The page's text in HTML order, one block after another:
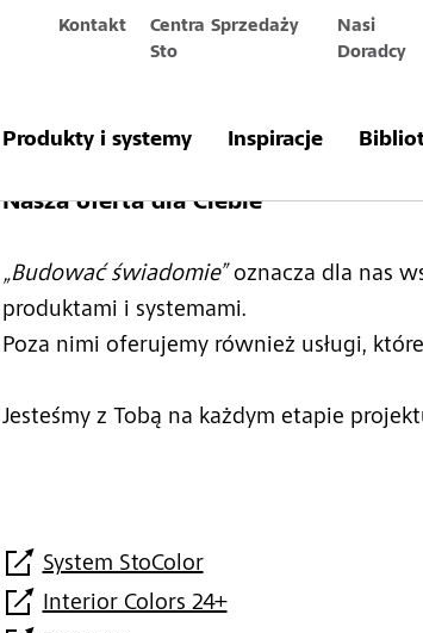
Kontakt
Centra Sprzedaży
Sto
Nasi
Doradcy
Produkty i systemy Inspiracje
Serwis i wsparcie
Nasza oferta dla Ciebie
„Budować świadomie”oznacza dla nas
produktami i systemami.
Poza nimi oferujemy również usługi,
Jesteśmy z Tobą na każdym etapie
System StoColor
Interior Colors 24+